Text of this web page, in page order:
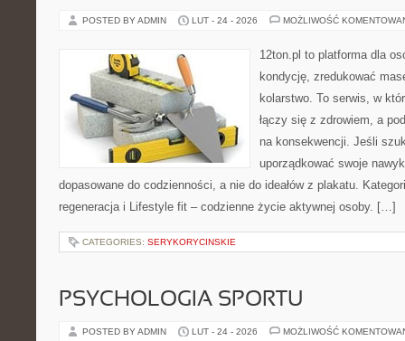
POSTED BY ADMIN LUT - 24 - 2026 MOŻLIWOŚĆ
12ton.pl to platforma dla
kondycję, zredukować
kolarstwo. To serwis, w
łączy się z zdrowiem, a
na konsekwencji. Jeśli
uporządkować swoje
dopasowane do codzienności, a nie do ideałów z plakatu.
regeneracja i Lifestyle fit – codzienne życie aktywnej osoby. […]
CATEGORIES: SERYKORYCINSKIE
PSYCHOLOGIA SPORTU
POSTED BY ADMIN LUT - 24 - 2026 MOŻLIWOŚĆ